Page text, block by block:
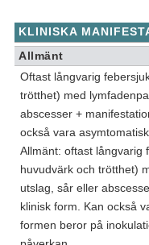
KLINISKA
Allmänt
Oftast långvarig
trötthet) med
abscesser +
också vara asymtomatisk
Allmänt: oftast långvarig
huvudvärk och trötthet)
utslag, sår eller
klinisk form. Kan också
formen beror på